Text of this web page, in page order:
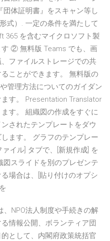
体証明書』をスキャン等し
式）. 一定の条件を満たして
365 を含むマイクロソフト製
② 無料版 Teams でも、画
ファイルストレージでの共
ことができます。 無料版の
管理方法についてのガイダン
す。 Presentation Translator
す。 組織図の作成をすぐに
されたテンプレートをダウ
ます。 グラフのテンプレー
イル] タブで、[新規作成] を
図スライドを別のプレゼンテ
場合は、[貼り付けのオプシ
NPO法人制度や手続きの解
情報公開、ボランティア団
として、内閣府政策統括官